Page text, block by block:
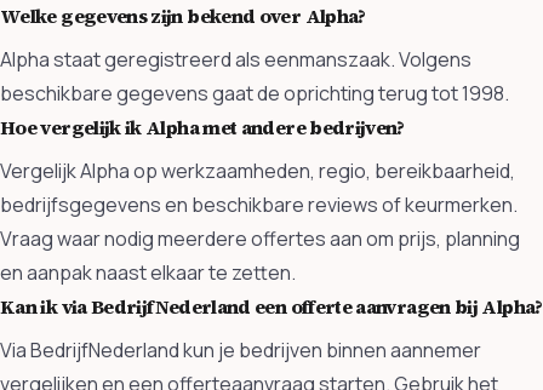
Welke gegevens zijn bekend over Alpha?
Alpha staat geregistreerd als eenmanszaak. Volgens
beschikbare gegevens gaat de oprichting terug tot 1998.
Hoe vergelijk ik Alpha met andere bedrijven?
Vergelijk Alpha op werkzaamheden, regio, bereikbaarheid,
bedrijfsgegevens en beschikbare reviews of keurmerken.
Vraag waar nodig meerdere offertes aan om prijs, planning
en aanpak naast elkaar te zetten.
Kan ik via BedrijfNederland een offerte aanvragen bij Alpha?
Via BedrijfNederland kun je bedrijven binnen aannemer
vergelijken en een offerteaanvraag starten. Gebruik het